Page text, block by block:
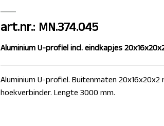
art.nr.: MN.374.045
Aluminium U-profiel incl. eindkapjes
Aluminium U-profiel. Buitenmaten
hoekverbinder. Lengte 3000 mm.